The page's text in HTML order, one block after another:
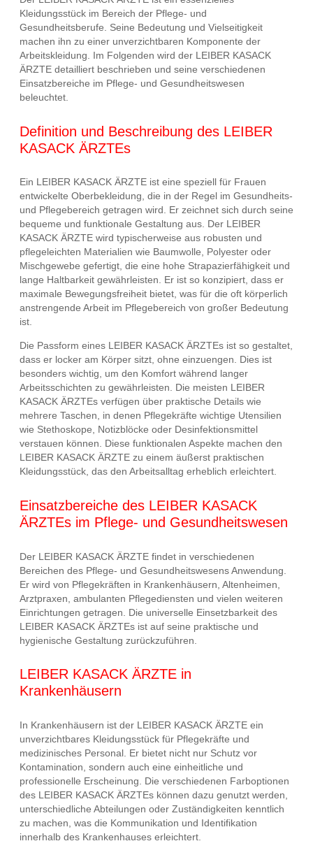
Kleidungsstück im Bereich der Pflege- und
Gesundheitsberufe. Seine Bedeutung und Vielseitigkeit
machen ihn zu einer unverzichtbaren Komponente der
Arbeitskleidung. Im Folgenden wird der LEIBER KASACK
ÄRZTE detailliert beschrieben und seine verschiedenen
Einsatzbereiche im Pflege- und Gesundheitswesen
beleuchtet.
Definition und Beschreibung des LEIBER
KASACK ÄRZTEs
Ein LEIBER KASACK ÄRZTE ist eine speziell für Frauen
entwickelte Oberbekleidung, die in der Regel im Gesundheits-
und Pflegebereich getragen wird. Er zeichnet sich durch seine
bequeme und funktionale Gestaltung aus. Der LEIBER
KASACK ÄRZTE wird typischerweise aus robusten und
pflegeleichten Materialien wie Baumwolle, Polyester oder
Mischgewebe gefertigt, die eine hohe Strapazierfähigkeit und
lange Haltbarkeit gewährleisten. Er ist so konzipiert, dass er
maximale Bewegungsfreiheit bietet, was für die oft körperlich
anstrengende Arbeit im Pflegebereich von großer Bedeutung
ist.
Die Passform eines LEIBER KASACK ÄRZTEs ist so gestaltet,
dass er locker am Körper sitzt, ohne einzuengen. Dies ist
besonders wichtig, um den Komfort während langer
Arbeitsschichten zu gewährleisten. Die meisten LEIBER
KASACK ÄRZTEs verfügen über praktische Details wie
mehrere Taschen, in denen Pflegekräfte wichtige Utensilien
wie Stethoskope, Notizblöcke oder Desinfektionsmittel
verstauen können. Diese funktionalen Aspekte machen den
LEIBER KASACK ÄRZTE zu einem äußerst praktischen
Kleidungsstück, das den Arbeitsalltag erheblich erleichtert.
Einsatzbereiche des LEIBER KASACK
ÄRZTEs im Pflege- und Gesundheitswesen
Der LEIBER KASACK ÄRZTE findet in verschiedenen
Bereichen des Pflege- und Gesundheitswesens Anwendung.
Er wird von Pflegekräften in Krankenhäusern, Altenheimen,
Arztpraxen, ambulanten Pflegediensten und vielen weiteren
Einrichtungen getragen. Die universelle Einsetzbarkeit des
LEIBER KASACK ÄRZTEs ist auf seine praktische und
hygienische Gestaltung zurückzuführen.
LEIBER KASACK ÄRZTE in
Krankenhäusern
In Krankenhäusern ist der LEIBER KASACK ÄRZTE ein
unverzichtbares Kleidungsstück für Pflegekräfte und
medizinisches Personal. Er bietet nicht nur Schutz vor
Kontamination, sondern auch eine einheitliche und
professionelle Erscheinung. Die verschiedenen Farboptionen
des LEIBER KASACK ÄRZTEs können dazu genutzt werden,
unterschiedliche Abteilungen oder Zuständigkeiten kenntlich
zu machen, was die Kommunikation und Identifikation
innerhalb des Krankenhauses erleichtert.